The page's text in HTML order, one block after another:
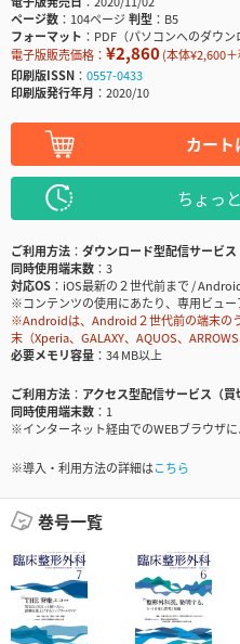
ページ数
104ページ判型
B5
フォーマット
PDF（パソコンへのダウン
電子版販売価格： ¥2,860(本体¥2,600
印刷版ISSN
0557-0433
印刷版発行年月
2020/10
カート
ちょっ
ご利用方法
ダウンロード型配信サービス
同時使用端末数
3
対応OS
iOS最新の２世代前まで /
※コンテンツの使用にあたり、専用ビュ
※Androidは、Android２世代前の端末の
末（Xperia、GALAXY、AQUOS、
必要メモリ容量
34 MB以上
ご利用方法
アクセス型配信サービス（買
同時使用端末数
1
※インターネット経由でのWEBブラウザ
※導入・利用方法の詳細はこちら
巻号一覧